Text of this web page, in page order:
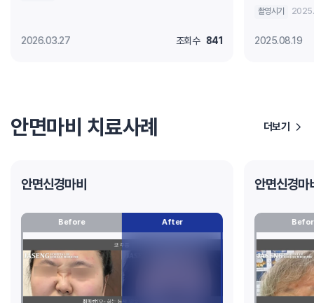
2026.03.27 조회수 841
촬영시기
2025.08.19
안면마비 치료사례 더보기
안면신경마비
Before After
안면신경마